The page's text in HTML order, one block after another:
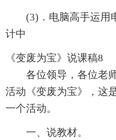
(3)．电脑高手运用
计中
《变废为宝》说课稿8
各位领导，各位老
活动《变废为宝》，这
一个活动。
一、说教材。